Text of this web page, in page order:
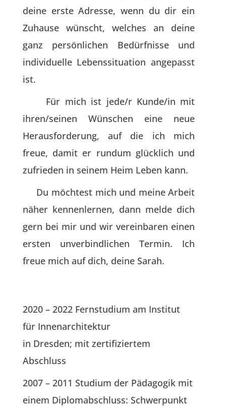
deine erste Adresse, wenn du dir ein
Zuhause wünscht, welches an deine
ganz persönlichen Bedürfnisse und
individuelle Lebenssituation angepasst
ist.
Für mich ist jede/r Kunde/in mit
ihren/seinen Wünschen eine neue
Herausforderung, auf die ich mich
freue, damit er rundum glücklich und
zufrieden in seinem Heim Leben kann.
Du möchtest mich und meine Arbeit
näher kennenlernen, dann melde dich
gern bei mir und wir vereinbaren einen
ersten unverbindlichen Termin. Ich
freue mich auf dich, deine Sarah.
2020 – 2022 Fernstudium am Institut
für Innenarchitektur
in Dresden; mit zertifiziertem
Abschluss
2007 – 2011 Studium der Pädagogik mit
einem Diplomabschluss: Schwerpunkt